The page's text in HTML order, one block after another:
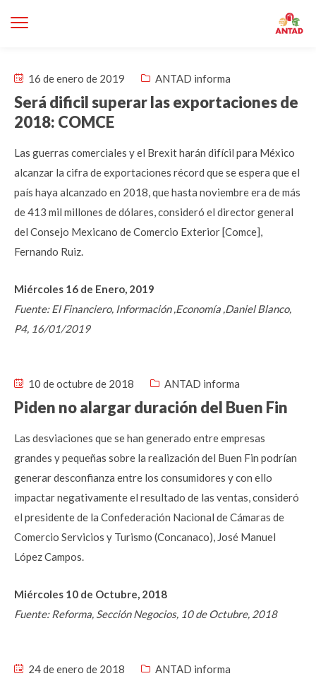
16 de enero de 2019 ANTAD informa
Será dificil superar las exportaciones de
2018: COMCE
Las guerras comerciales y el Brexit harán difícil para México
alcanzar la cifra de exportaciones récord que se espera que el
país haya alcanzado en 2018, que hasta noviembre era de más
de 413 mil millones de dólares, consideró el director general
del Consejo Mexicano de Comercio Exterior [Comce],
Fernando Ruiz.
Miércoles 16 de Enero, 2019
Fuente: El Financiero, Información ,Economía ,Daniel Blanco,
P4, 16/01/2019
10 de octubre de 2018 ANTAD informa
Piden no alargar duración del Buen Fin
Las desviaciones que se han generado entre empresas
grandes y pequeñas sobre la realización del Buen Fin podrían
generar desconfianza entre los consumidores y con ello
impactar negativamente el resultado de las ventas, consideró
el presidente de la Confederación Nacional de Cámaras de
Comercio Servicios y Turismo (Concanaco), José Manuel
López Campos.
Miércoles 10 de Octubre, 2018
Fuente: Reforma, Sección Negocios, 10 de Octubre, 2018
24 de enero de 2018 ANTAD informa